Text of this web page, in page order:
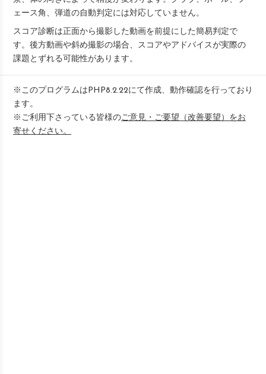
ェース角、弾道の自動判定には対応していません。
スコア診断は正面から撮影した動画を前提にした簡易判定で
す。後方動画や斜め撮影の場合、スコアやアドバイスが実際の
課題とずれる可能性があります。
※このプログラムはPHP8.2.22にて作成、動作確認を行っており
ます。
※ご利用下さっている皆様のご意見・ご要望（改善要望）をお
寄せください。